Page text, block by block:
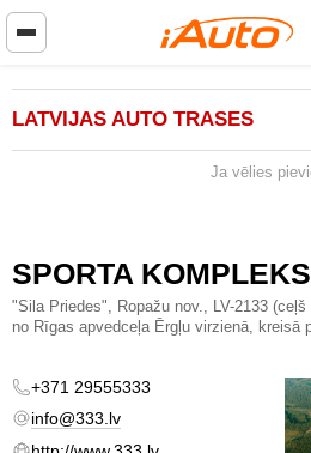
LATVIJAS AUTO TRASES
Ja vēlies
SPORTA
"Sila Priedes", Ropažu nov., LV-2133 (ceļš
no Rīgas apvedceļa Ērgļu virzienā, kreisā
+371 29555333
info@333.lv